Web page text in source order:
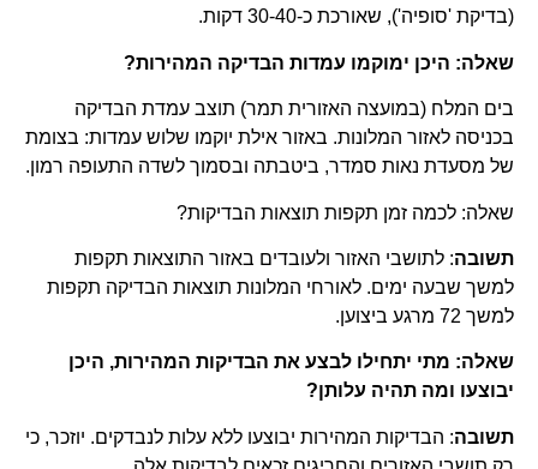
(בדיקת 'סופיה'), שאורכת כ-30-40 דקות.
שאלה: היכן ימוקמו עמדות הבדיקה המהירות?
בים המלח (במועצה האזורית תמר) תוצב עמדת הבדיקה
בכניסה לאזור המלונות. באזור אילת יוקמו שלוש עמדות: בצומת
של מסעדת נאות סמדר, ביטבתה ובסמוך לשדה התעופה רמון.
שאלה: לכמה זמן תקפות תוצאות הבדיקות?
תשובה: לתושבי האזור ולעובדים באזור התוצאות תקפות
למשך שבעה ימים. לאורחי המלונות תוצאות הבדיקה תקפות
למשך 72 מרגע ביצוען.
שאלה: מתי יתחילו לבצע את הבדיקות המהירות, היכן
יבוצעו ומה תהיה עלותן?
תשובה: הבדיקות המהירות יבוצעו ללא עלות לנבדקים. יוזכר, כי